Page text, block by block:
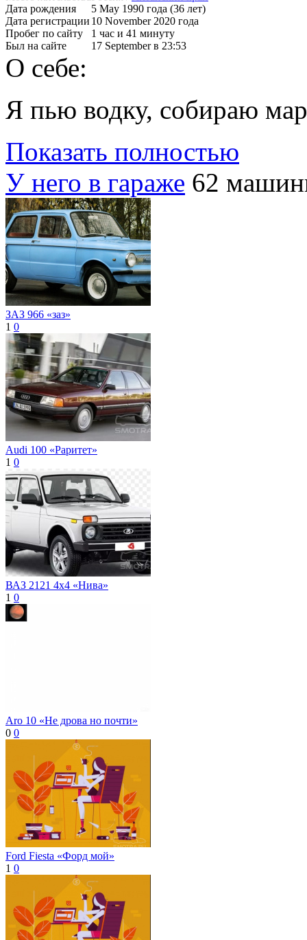
Дата рождения
5 May 1990 года (36 лет)
Дата регистрации 10 November 2020 года
Пробег по сайту
1 час и 41 минуту
Был на сайте
17 September в 23:53
О себе:
Я пью водку, собираю
Показать полностью
У него в гараже 62
ЗАЗ 966 «заз»
1 0
Audi 100 «Раритет»
1 0
ВАЗ 2121 4x4 «Нива»
1 0
Aro 10 «Не дрова но почти»
0 0
Ford Fiesta «Форд мой»
1 0